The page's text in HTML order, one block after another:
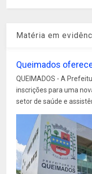
Matéria em
Queimados
QUEIMADOS - A
inscrições para uma
setor de saúde e